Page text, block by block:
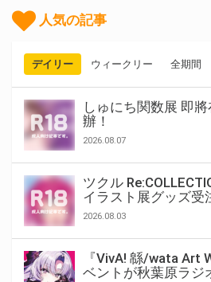
人気の記事
デイリー ウィークリー 全期間
しゅにち関数展 即
辦！
2026.08.07
ツクル
イラスト展グッズ受
2026.08.03
『VivA! 緜/wata Art
ベントが秋葉原ラジ